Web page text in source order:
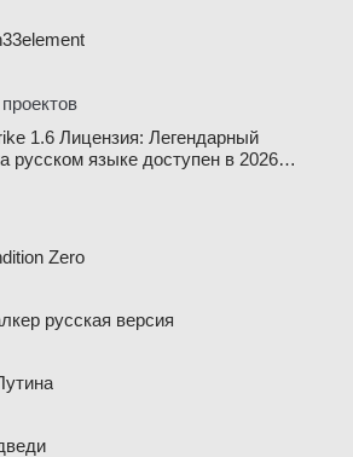
1.6 Лицензия: Легендарный
русском языке доступен в 2026
Zero
русская версия